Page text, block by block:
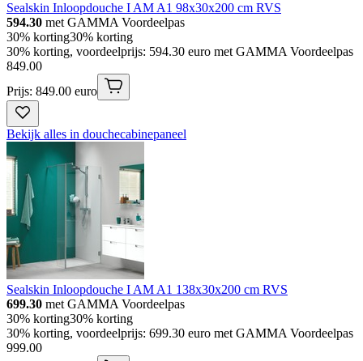
Sealskin Inloopdouche I AM A1 98x30x200 cm RVS
594.30 met GAMMA Voordeelpas
30% korting30% korting
30% korting, voordeelprijs: 594.30 euro met GAMMA Voordeelpas
849.00
Prijs: 849.00 euro
Bekijk alles in douchecabinepaneel
Sealskin Inloopdouche I AM A1 138x30x200 cm RVS
699.30 met GAMMA Voordeelpas
30% korting30% korting
30% korting, voordeelprijs: 699.30 euro met GAMMA Voordeelpas
999.00